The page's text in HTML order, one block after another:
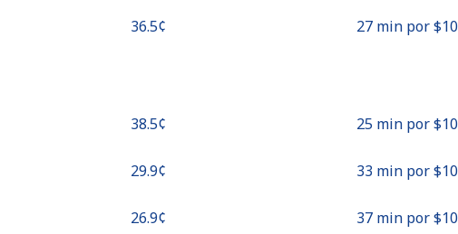
⁦36.5¢⁩ 27 min por ⁦$10⁩
⁦38.5¢⁩ 25 min por ⁦$10⁩
⁦29.9¢⁩ 33 min por ⁦$10⁩
⁦26.9¢⁩ 37 min por ⁦$10⁩